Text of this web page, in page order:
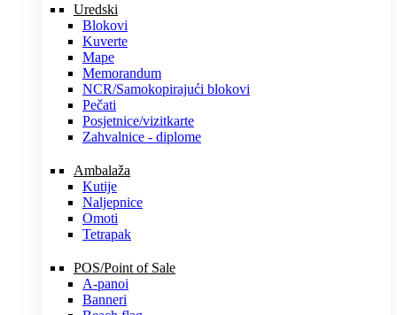
Uredski
Blokovi
Kuverte
Mape
Memorandum
NCR/Samokopirajući blokovi
Pečati
Posjetnice/vizitkarte
Zahvalnice - diplome
Ambalaža
Kutije
Naljepnice
Omoti
Tetrapak
POS/Point of Sale
A-panoi
Banneri